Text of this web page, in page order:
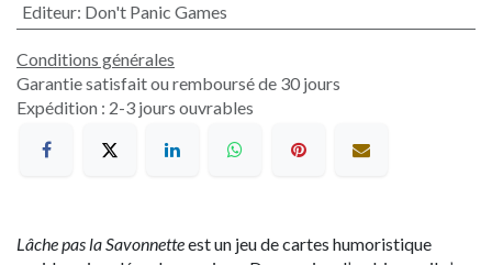
Editeur: Don't Panic Games
Conditions générales
Garantie satisfait ou remboursé de 30 jours
Expédition : 2-3 jours ouvrables
Lâche pas la Savonnetteest un jeu de cartes humoristique